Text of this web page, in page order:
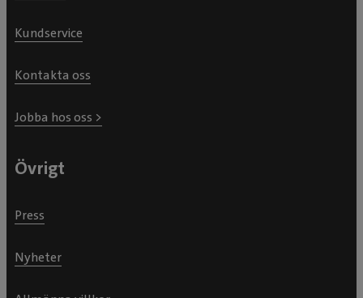
Kundservice
Kontakta oss
Jobba hos oss >
Övrigt
Press
Nyheter